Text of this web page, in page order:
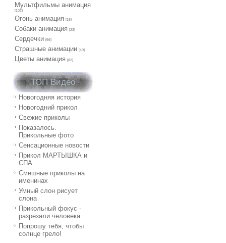
Мультфильмы анимация
[102]
Огонь анимация [16]
Собаки анимация [23]
Сердечки [56]
Страшные анимации [40]
Цветы анимация [82]
ТОП Видео
Новогодняя история
Новогодний прикол
Свежие приколы
Показалось.
Прикольные фото
Сенсационные новости
Прикол МАРТЫШКА и
СПА
Смешные приколы на
именинах
Умный слон рисует
слона
Прикольный фокус -
разрезали человека
Попрошу тебя, чтобы
солнце грело!